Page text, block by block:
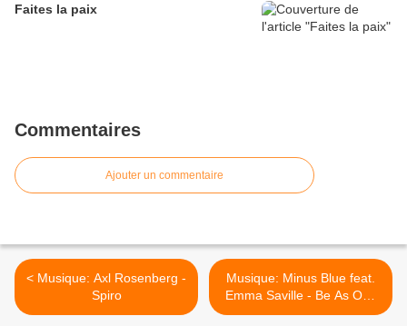
Faites la paix
Commentaires
Ajouter un commentaire
< Musique: Axl Rosenberg -
Spiro
Musique: Minus Blue feat.
Emma Saville - Be As One
>